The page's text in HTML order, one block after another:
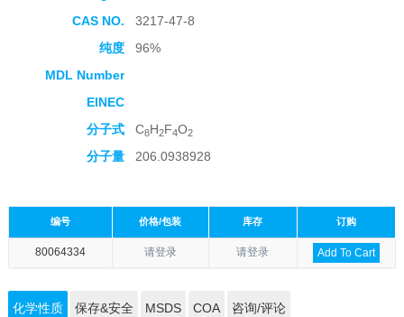
CAS NO.
3217-47-8
纯度
96%
MDL Number
EINEC
分子式
C8H2F4O2
分子量 206.0938928
编号 价格/包装 库存 订购
80064334 请登录 请登录 Add To Cart
化学性质 保存&安全 MSDS COA 咨询/评论